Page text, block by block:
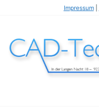
Impressum|